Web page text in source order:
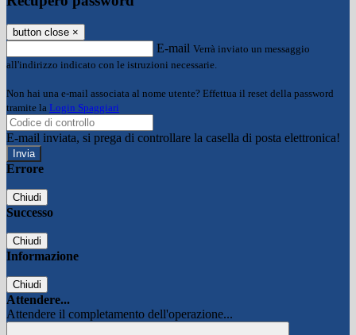
button close ×
E-mail Verrà inviato un messaggio
all'indirizzo indicato con le istruzioni necessarie.
Non hai una e-mail associata al nome utente? Effettua il reset della password
tramite la Login Spaggiari
E-mail inviata, si prega di controllare la casella di posta elettronica!
Errore
Chiudi
Successo
Chiudi
Informazione
Chiudi
Attendere...
Attendere il completamento dell'operazione...